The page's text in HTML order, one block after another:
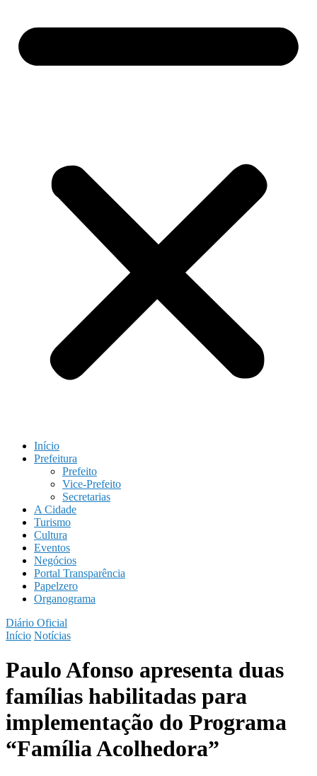
Início
Prefeitura
Prefeito
Vice-Prefeito
Secretarias
A Cidade
Turismo
Cultura
Eventos
Negócios
Portal Transparência
Papelzero
Organograma
Diário Oficial
Início Notícias
Paulo Afonso apresenta duas
famílias habilitadas para
implementação do Programa
“Família Acolhedora”